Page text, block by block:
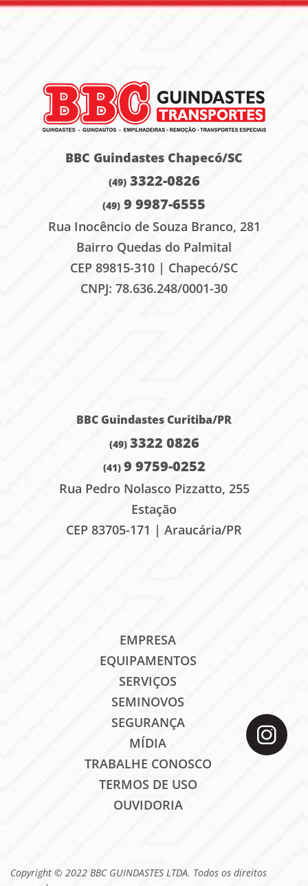
BBC Guindastes Chapecó/SC
(49) 3322-0826
(49) 9 9987-6555
Rua Inocêncio de Souza Branco, 281
Bairro Quedas do Palmital
CEP 89815-310 | Chapecó/SC
CNPJ: 78.636.248/0001-30
BBC Guindastes Curitiba/PR
(49) 3322 0826
(41) 9 9759-0252
Rua Pedro Nolasco Pizzatto, 255
Estação
CEP 83705-171 | Araucária/PR
EMPRESA
EQUIPAMENTOS
SERVIÇOS
SEMINOVOS
SEGURANÇA
MÍDIA
TRABALHE CONOSCO
TERMOS DE USO
OUVIDORIA
Copyright © 2022 BBC GUINDASTES LTDA. Todos os direitos